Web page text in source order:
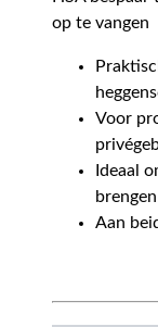
op te vangen
Voor
Ideaal
brengen
Aan